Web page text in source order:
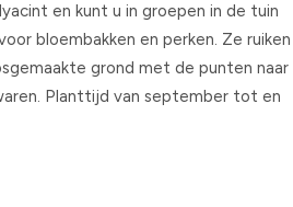
en kunt u in groepen in de tuin
bloembakken en perken. Ze ruiken
grond met de punten naar
Planttijd van september tot en